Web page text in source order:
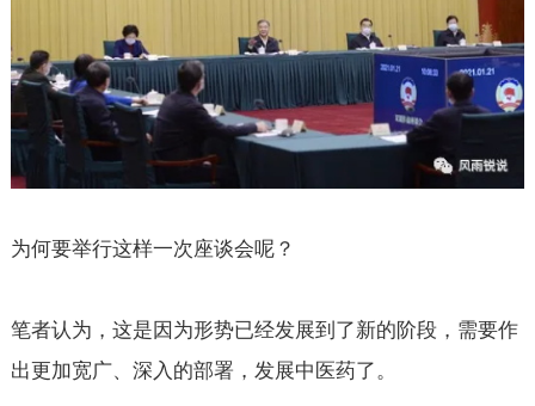
为何要举行这样一次座谈会呢？
笔者认为，这是因为形势已经发展到了新的阶段，需要作
出更加宽广、深入的部署，发展中医药了。